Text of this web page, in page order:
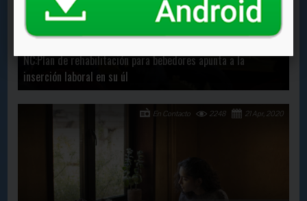
NC:Plan de rehabilitación para bebedores apunta a la
inserción laboral en su úl
21 Apr, 2020
2248
En Contacto